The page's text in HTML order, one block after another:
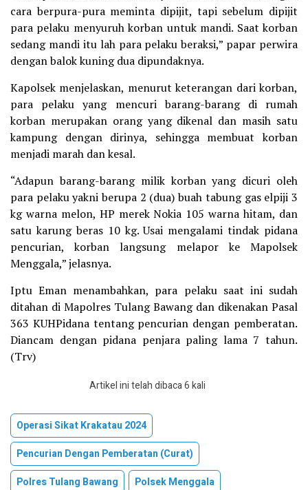
cara berpura-pura meminta dipijit, tapi sebelum dipijit
para pelaku menyuruh korban untuk mandi. Saat korban
sedang mandi itu lah para pelaku beraksi,” papar perwira
dengan balok kuning dua dipundaknya.
Kapolsek menjelaskan, menurut keterangan dari korban,
para pelaku yang mencuri barang-barang di rumah
korban merupakan orang yang dikenal dan masih satu
kampung dengan dirinya, sehingga membuat korban
menjadi marah dan kesal.
“Adapun barang-barang milik korban yang dicuri oleh
para pelaku yakni berupa 2 (dua) buah tabung gas elpiji 3
kg warna melon, HP merek Nokia 105 warna hitam, dan
satu karung beras 10 kg. Usai mengalami tindak pidana
pencurian, korban langsung melapor ke Mapolsek
Menggala,” jelasnya.
Iptu Eman menambahkan, para pelaku saat ini sudah
ditahan di Mapolres Tulang Bawang dan dikenakan Pasal
363 KUHPidana tentang pencurian dengan pemberatan.
Diancam dengan pidana penjara paling lama 7 tahun.
(Trv)
Artikel ini telah dibaca 6 kali
Operasi Sikat Krakatau 2024
Pencurian Dengan Pemberatan (Curat)
Polres Tulang Bawang
Polsek Menggala